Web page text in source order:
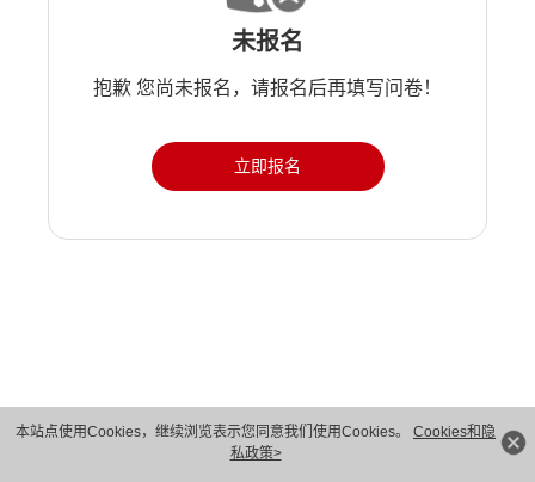
本站点使用Cookies，继续浏览表示您同意我们使用Cookies。 Cookies和隐
私政策>
未报名
抱歉 您尚未报名，请报名后再填写问卷！
立即报名
版权所有 © 华为技术有限公司 1998-2026。 保留一切权利。粤A2-20044005号
隐私保护
法律声明